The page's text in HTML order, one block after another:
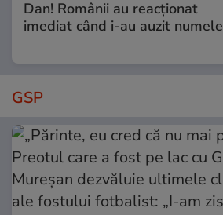
Dan! Românii au reacționat
imediat când i-au auzit numele
GSP